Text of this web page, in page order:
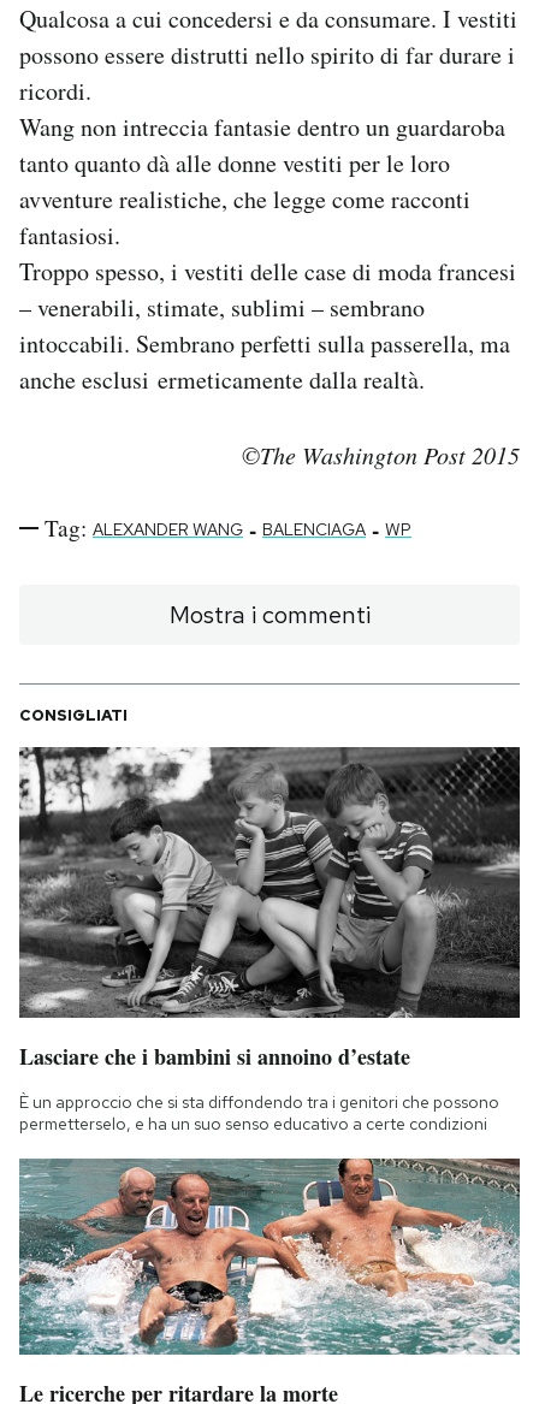
Qualcosa a cui concedersi e da consumare. I vestiti
possono essere distrutti nello spirito di far durare i
ricordi.
Wang non intreccia fantasie dentro un guardaroba
tanto quanto dà alle donne vestiti per le loro
avventure realistiche, che legge come racconti
fantasiosi.
Troppo spesso, i vestiti delle case di moda francesi
– venerabili, stimate, sublimi – sembrano
intoccabili. Sembrano perfetti sulla passerella, ma
anche esclusi ermeticamente dalla realtà.
©The Washington Post 2015
Tag: ALEXANDER WANG - BALENCIAGA - WP
Mostra i commenti
CONSIGLIATI
Lasciare che i bambini si annoino d’estate
È un approccio che si sta diffondendo tra i genitori che possono
permetterselo, e ha un suo senso educativo a certe condizioni
Le ricerche per ritardare la morte